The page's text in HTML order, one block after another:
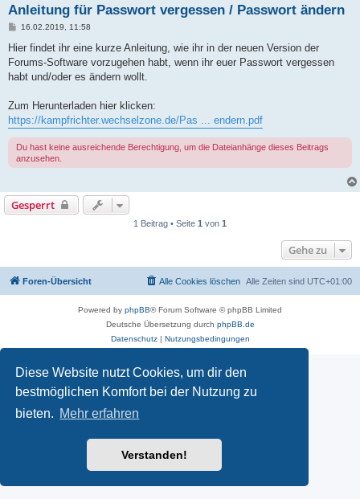
Diese Website nutzt Cookies, um dir den
bestmöglichen Komfort bei der Nutzung zu
bieten. Mehr erfahren
Verstanden!
Anleitung für Passwort vergessen / Passwort ändern
B
i
r
a
16.02.2019, 11:58
Hier findet ihr eine kurze Anleitung, wie ihr in der neuen Version der
Forums-Software vorzugehen habt, wenn ihr euer Passwort vergessen
habt und/oder es ändern wollt.
Zum Herunterladen hier klicken:
https://kampfrichter.wechselzone.de/Pas ... endern.pdf
Du hast keine ausreichende Berechtigung, um die Dateianhänge dieses Beitrags
anzusehen.
Gesperrt
1 Beitrag • Seite 1 von 1
Gehe zu
Foren-Übersicht Alle Zeiten sind UTC+01:00
Alle Cookies löschen
Powered by phpBB® Forum Software © phpBB Limited
Deutsche Übersetzung durch phpBB.de
Datenschutz| Nutzungsbedingungen